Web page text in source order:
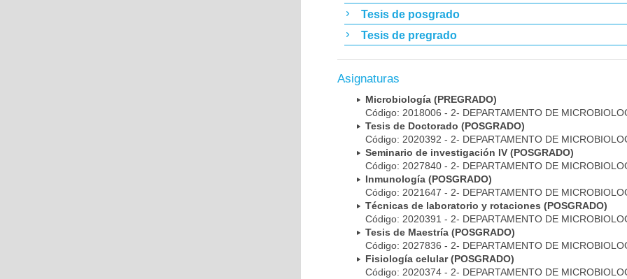
Tesis de posgrado
Tesis de pregrado
Asignaturas
Microbiología (PREGRADO)
Código: 2018006 - 2- DEPARTAMENTO DE
Tesis de Doctorado (POSGRADO)
Código: 2020392 - 2- DEPARTAMENTO DE
Seminario de investigación IV (POSGRADO)
Código: 2027840 - 2- DEPARTAMENTO DE
Inmunología (POSGRADO)
Código: 2021647 - 2- DEPARTAMENTO DE
Técnicas de laboratorio y rotaciones (POSGRADO)
Código: 2020391 - 2- DEPARTAMENTO DE
Tesis de Maestría (POSGRADO)
Código: 2027836 - 2- DEPARTAMENTO DE
Fisiología celular (POSGRADO)
Código: 2020374 - 2- DEPARTAMENTO DE